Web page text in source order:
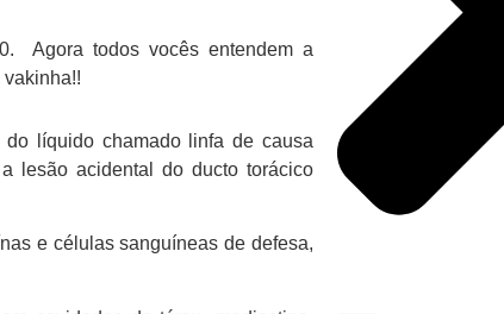
Agora todos vocês entendem a
líquido chamado linfa de causa
lesão acidental do ducto torácico
e células sanguíneas de defesa,